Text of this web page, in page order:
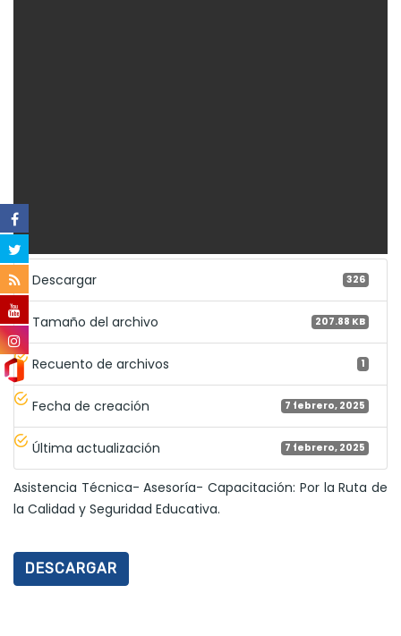
Descargar 326
Tamaño del archivo 207.88 KB
Recuento de archivos 1
Fecha de creación 7 febrero, 2025
Última actualización 7 febrero, 2025
Asistencia Técnica- Asesoría- Capacitación: Por la Ruta de
la Calidad y Seguridad Educativa.
DESCARGAR